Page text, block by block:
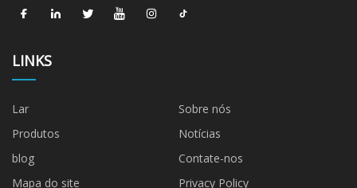
LINKS
Lar
Sobre nós
Produtos
Notícias
blog
Contate-nos
Mapa do site
Privacy Policy